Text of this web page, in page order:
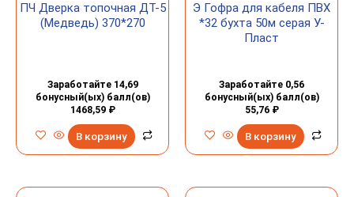
ПЧ Дверка топочная ДТ-5
(Медведь) 370*270
Заработайте 14,69
бонусный(ых) балл(ов)
1468,59 ₽
В корзину
Э Гофра для кабеля ПВХ
*32 бухта 50м серая У-
Пласт
Заработайте 0,56
бонусный(ых) балл(ов)
55,76 ₽
В корзину